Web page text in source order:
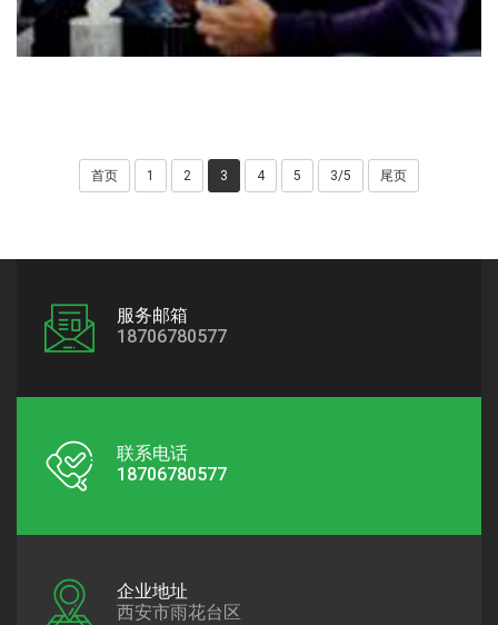
首页 1 2 3 4 5 3/5 尾页
服务邮箱
18706780577
联系电话
18706780577
企业地址
西安市雨花台区